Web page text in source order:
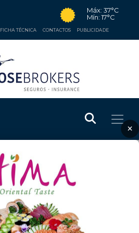
Máx: 37°C
Mín: 17°C
FICHA TÉCNICA CONTACTOS PUBLICIDADE
×